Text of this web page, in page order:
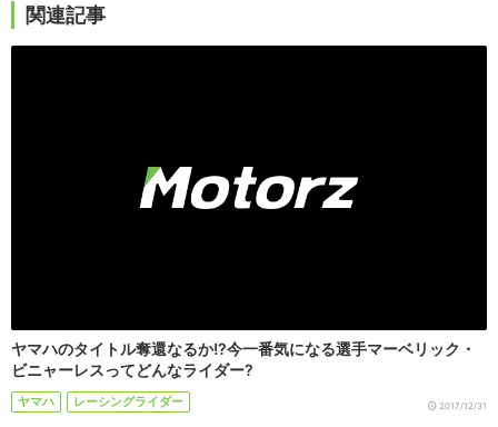
関連記事
ヤマハのタイトル奪還なるか!?今一番気になる選手マーベリック・
ビニャーレスってどんなライダー?
ヤマハ レーシングライダー 2017/12/31